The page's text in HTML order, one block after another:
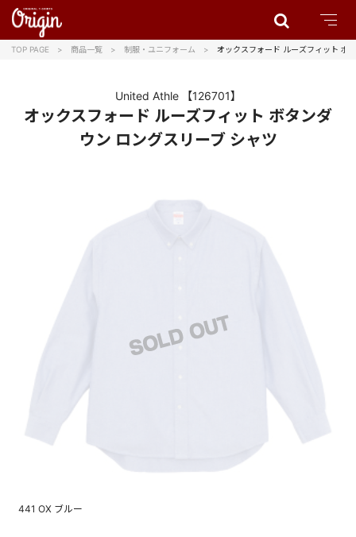
TOP PAGE 商品一覧 制服・ユニフォーム オックスフォード ルーズフィット ボ
United Athle 【126701】
オックスフォード ルーズフィット ボタンダ
ウン ロングスリーブ シャツ
441 OX ブルー